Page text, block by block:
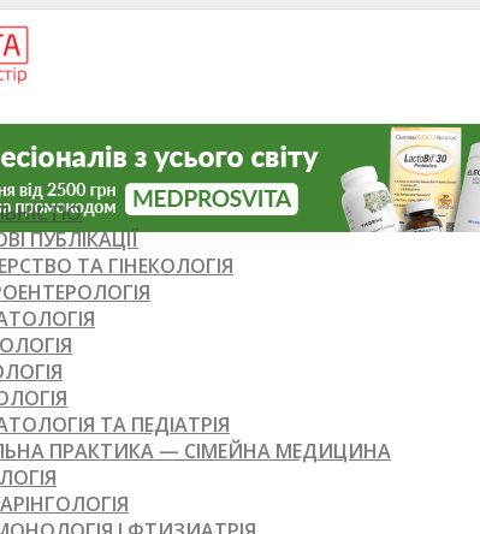
ПУБЛІКАЦІЇ
ТА ГІНЕКОЛОГІЯ
ТА ПЕДІАТРІЯ
ПРАКТИКА — СІМЕЙНА МЕДИЦИНА